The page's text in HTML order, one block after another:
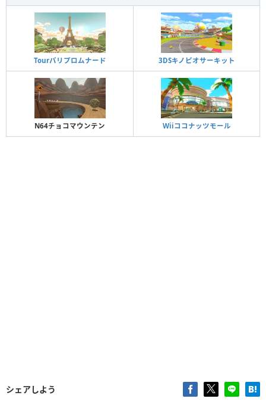
Tourパリプロムナード 3DSキノピオサーキット
N64チョコマウンテン Wiiココナッツモール
シェアしよう